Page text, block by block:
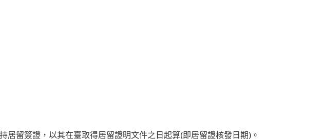
留簽證，以其在臺取得居留證明文件之日起算(即居留證核發日期)。